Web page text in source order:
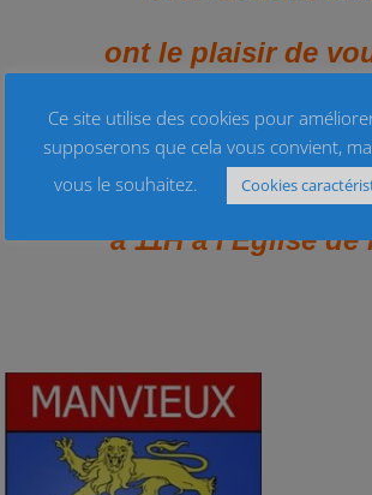
Ce site utilise des cookies pour
supposerons que cela vous convient,
vous le souhaitez.
Cookies